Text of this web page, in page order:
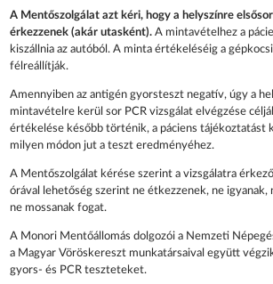
A Mentőszolgálat azt kéri, hogy a helyszínre
érkezzenek (akár utasként). A mintavételhez a
kiszállnia az autóból. A minta értékeléséig a
félreállítják.
Amennyiben az antigén gyorsteszt negatív, úgy a
mintavételre kerül sor PCR vizsgálat elvégzése
értékelése később történik, a páciens tájékoztatást
milyen módon jut a teszt eredményéhez.
A Mentőszolgálat kérése szerint a vizsgálatra
órával lehetőség szerint ne étkezzenek, ne igyanak,
ne mossanak fogat.
A Monori Mentőállomás dolgozói a Nemzeti
a Magyar Vöröskereszt munkatársaival együtt
gyors- és PCR teszteteket.